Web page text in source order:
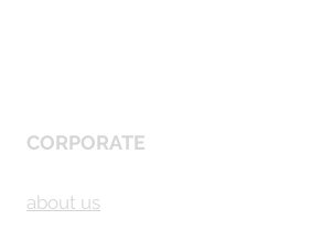
CORPORATE
about us